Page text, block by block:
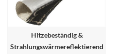
Hitzebeständig &
Strahlungswärmereflektierende